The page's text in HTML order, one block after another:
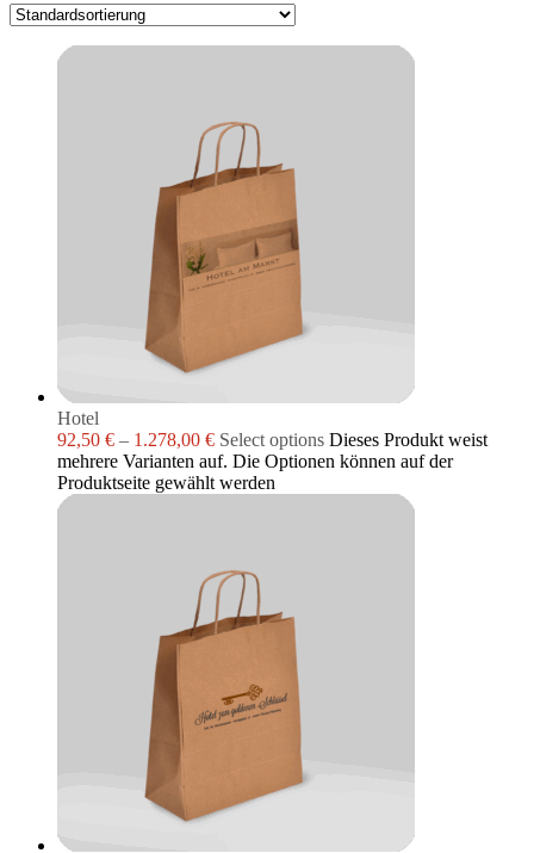
Hotel
92,50 € – 1.278,00 € Select options Dieses Produkt weist
mehrere Varianten auf. Die Optionen können auf der
Produktseite gewählt werden